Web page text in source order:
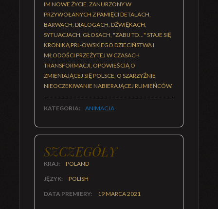
IM NOWE ŻYCIE. ZANURZONY W
PRZYWOŁANYCH Z PAMIĘCI DETALACH,
BARWACH, DIALOGACH, DŹWIĘKACH,
SYTUACJACH, GŁOSACH, "ZABIJ TO…" STAJE SIĘ
KRONIKĄ PRL-OWSKIEGO DZIECIŃSTWA I
MŁODOŚCI PRZEŻYTEJ W CZASACH
TRANSFORMACJI, OPOWIEŚCIĄ O
ZMIENIAJĄCEJ SIĘ POLSCE, O SZARZYŹNIE
NIEOCZEKIWANIE NABIERAJĄCEJ RUMIEŃCÓW.
KATEGORIA: ANIMACJA
SZCZEGÓŁY
KRAJ: POLAND
JĘZYK: POLISH
DATA PREMIERY: 19 MARCA 2021